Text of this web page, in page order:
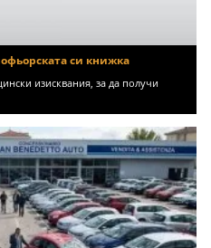
си книжка
изисквания, за да получи